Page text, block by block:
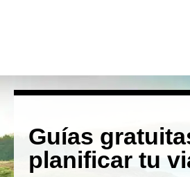
Guías
planificar tu